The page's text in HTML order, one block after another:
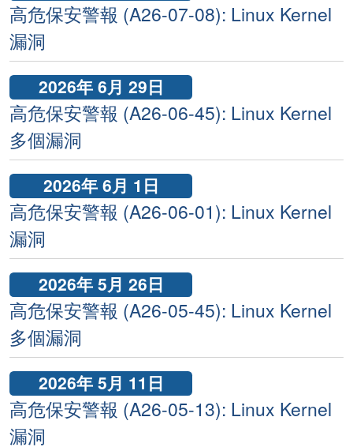
高危保安警報 (A26-07-08): Linux Kernel
漏洞
2026年 6月 29日
高危保安警報 (A26-06-45): Linux Kernel
多個漏洞
2026年 6月 1日
高危保安警報 (A26-06-01): Linux Kernel
漏洞
2026年 5月 26日
高危保安警報 (A26-05-45): Linux Kernel
多個漏洞
2026年 5月 11日
高危保安警報 (A26-05-13): Linux Kernel
漏洞